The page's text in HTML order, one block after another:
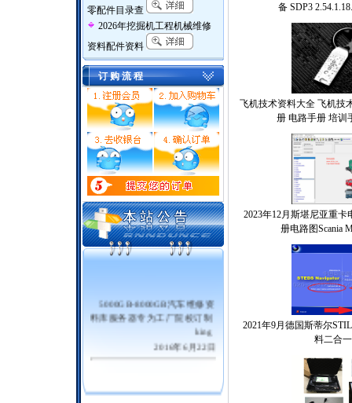
零配件目录查
2026年挖掘机工程机械维修
资料配件资料
订 购 流 程
5000GB-8000GB汽车维修资
料库服务器专为工厂院校订制
king
2016年6月22日
备 SDP3
飞机技术资料大全 飞机技
册 电路手册 培训
2023年12月斯堪尼亚重
册电路图Scania
2021年9月德国斯蒂尔
料二合